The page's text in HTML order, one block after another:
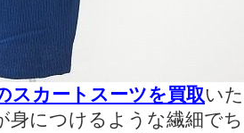
スカートスーツを買取い
身につけるような繊細で